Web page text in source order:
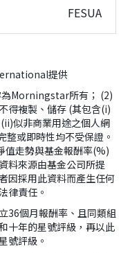
FESUA
提供
Morningstar所有； (2)
得複製、儲存 (其包含(i)
似非商業用途之個人網
整或即時性均不受保證。
值走勢與基金報酬率(%)
料來源由基金公司所提
因採用此資料而產生任何
律責任。
36個月報酬率、且同類組
十年的星號評級，再以此
號評級。